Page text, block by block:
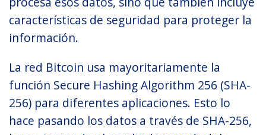
características de seguridad para proteger la
información.
La red Bitcoin usa mayoritariamente la
función Secure Hashing Algorithm 256 (SHA-
256) para diferentes aplicaciones. Esto lo
hace pasando los datos a través de SHA-256,